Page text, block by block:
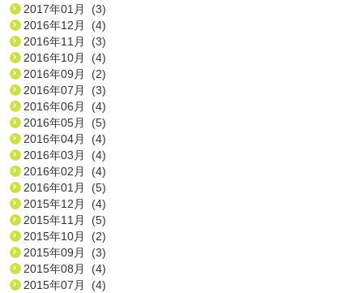
2017年01月 (3)
2016年12月 (4)
2016年11月 (3)
2016年10月 (4)
2016年09月 (2)
2016年07月 (3)
2016年06月 (4)
2016年05月 (5)
2016年04月 (4)
2016年03月 (4)
2016年02月 (4)
2016年01月 (5)
2015年12月 (4)
2015年11月 (5)
2015年10月 (2)
2015年09月 (3)
2015年08月 (4)
2015年07月 (4)